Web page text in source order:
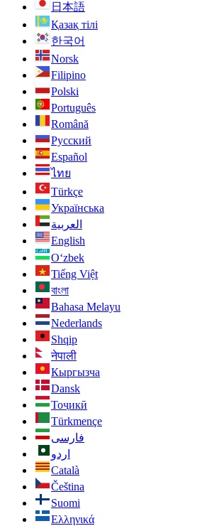
日本語
Қазақ тілі
한국어
Norsk
Filipino
Polski
Português
Română
Русский
Español
ไทย
Türkçe
Українська
العربية
English
O‘zbek
Tiếng Việt
বাংলা
Bahasa Melayu
Nederlands
Shqip
नेपाली
Кыргызча
Dansk
Тоҷикӣ
Türkmençe
فارسی
اردو
Català
Čeština
Suomi
Ελληνικά